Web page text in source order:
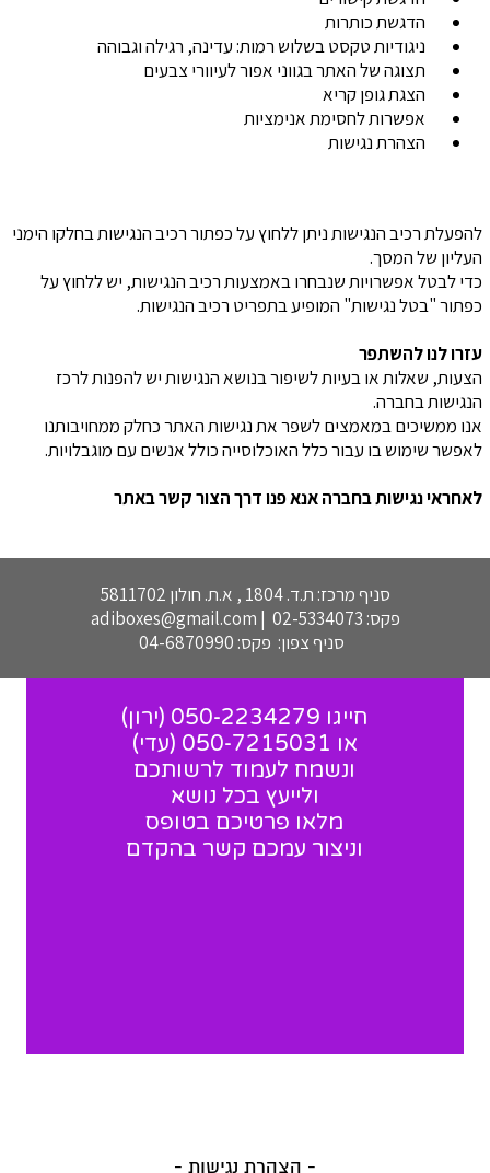
הדגשת כותרות
ניגודיות טקסט בשלוש רמות: עדינה, רגילה וגבוהה
תצוגה של האתר בגווני אפור לעיוורי צבעים
הצגת גופן קריא
אפשרות לחסימת אנימציות
הצהרת נגישות
להפעלת רכיב הנגישות ניתן ללחוץ על כפתור רכיב הנגישות בחלקו הימני
העליון של המסך.
כדי לבטל אפשרויות שנבחרו באמצעות רכיב הנגישות, יש ללחוץ על
כפתור "בטל נגישות" המופיע בתפריט רכיב הנגישות.
עזרו לנו להשתפר
הצעות, שאלות או בעיות לשיפור בנושא הנגישות יש להפנות לרכז
הנגישות בחברה.
אנו ממשיכים במאמצים לשפר את נגישות האתר כחלק ממחויבותנו
לאפשר שימוש בו עבור כלל האוכלוסייה כולל אנשים עם מוגבלויות.
לאחראי נגישות בחברה אנא פנו דרך הצור קשר באתר
חייגו 050-2234279 (ירון)
או 050-7215031 (עדי)
ונשמח לעמוד לרשותכם
ולייעץ בכל נושא
מלאו פרטיכם בטופס
וניצור עמכם קשר בהקדם
סניף מרכז: ת.ד. 1804 , א.ת. חולון 5811702
פקס: 02-5334073 |
adiboxes@gmail.com
סניף צפון: פקס: 04-6870990
- הצהרת נגישות -